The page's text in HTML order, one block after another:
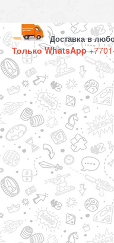
Доставка в
Только WhatsApp